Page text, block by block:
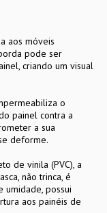
aos móveis
pode ser
criando um visual
o
painel contra a
a sua
deforme.
de vinila (PVC), a
não trinca, é
umidade, possui
aos painéis de